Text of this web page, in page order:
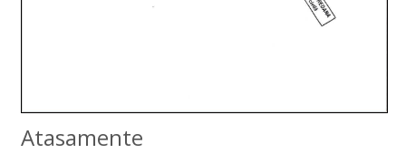
Atasamente